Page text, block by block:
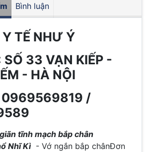
Bình luận
TẾ NHƯ Ý
33 VẠN KIẾP -
- HÀ NỘI
0969569819 /
tĩnh mạch bắp chân
Nhĩ Kì - Vớ ngắn bắp chânĐơn